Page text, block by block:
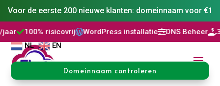
Voor de eerste 200 nieuwe klanten: domeinnaam voor €1
WordPress installatieDNS Beheer30 dagen niet
NL
EN
Domeinnaam controleren